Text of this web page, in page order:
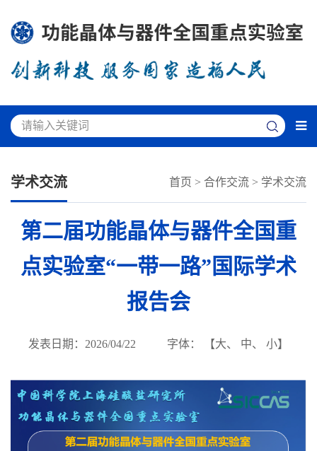
学术交流 首页 > 合作交流 > 学术交流
第二届功能晶体与器件全国重
点实验室“一带一路”国际学术
报告会
发表日期：2026/04/22 字体： 【大、 中、 小】